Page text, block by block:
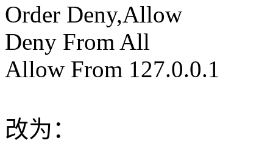
Order Deny,Allow
Deny From All
Allow From 127.0.0.1
改为：